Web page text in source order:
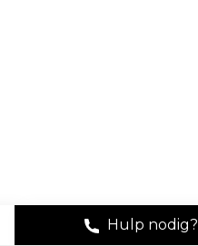
Luchtbemonsteringspomp
Hulp nodig?